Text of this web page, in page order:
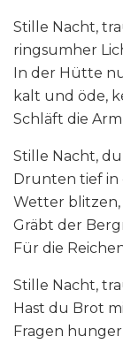
Stille Nacht,
ringsumher
In der Hütte
kalt und öde,
Schläft die
Stille Nacht,
Drunten tief in
Wetter
Gräbt der
Für die
Stille Nacht,
Hast du Brot
Fragen